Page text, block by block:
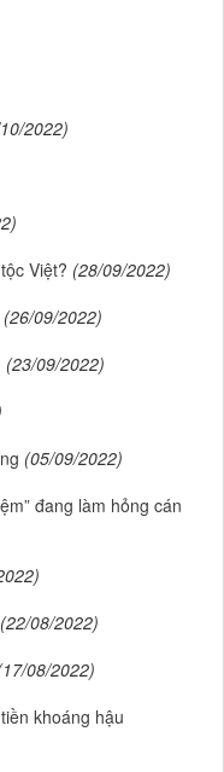
2022)
Việt? (28/09/2022)
(26/09/2022)
(23/09/2022)
(05/09/2022)
đang làm hỏng cán
(22/08/2022)
08/2022)
khoáng hậu